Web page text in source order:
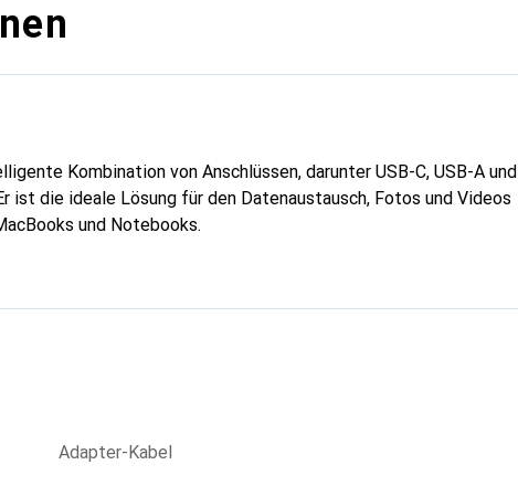
Kombination von Anschlüssen, darunter USB-C, USB-A und
ist die ideale Lösung für den Datenaustausch, Fotos und Videos
und Notebooks.
Adapter-Kabel